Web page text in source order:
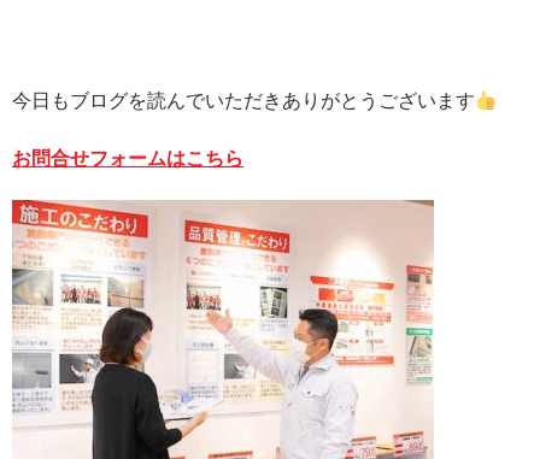
今日もブログを読んでいただきありがとうございます
お問合せフォームはこちら